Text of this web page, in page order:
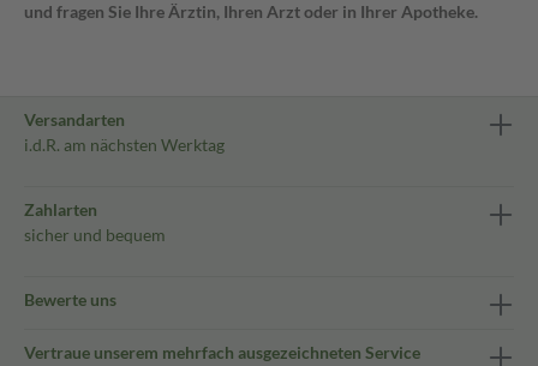
und fragen Sie Ihre Ärztin, Ihren Arzt oder in Ihrer Apotheke.
Versandarten
i.d.R. am nächsten Werktag
Zahlarten
sicher und bequem
Bewerte uns
Vertraue unserem mehrfach ausgezeichneten Service